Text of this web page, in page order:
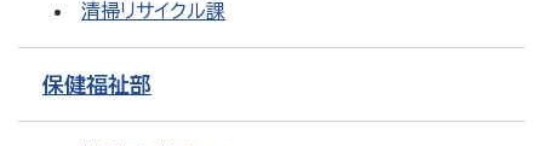
清掃リサイクル課
保健福祉部